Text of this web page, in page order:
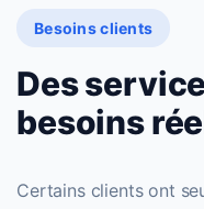
Besoins clients
Des
besoins
Certains clients ont